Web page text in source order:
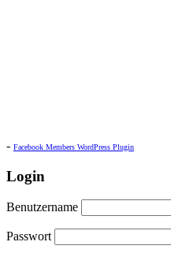
- Facebook Members WordPress Plugin
Login
Benutzername
Passwort